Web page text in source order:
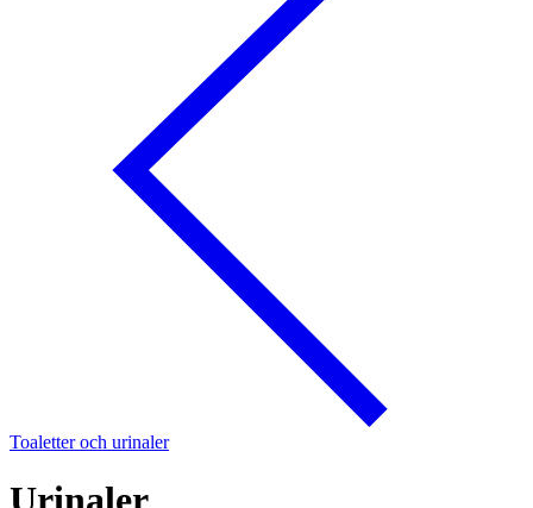
Toaletter och urinaler